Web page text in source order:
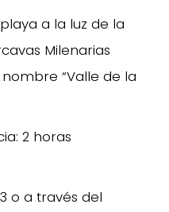
a la luz de la
Milenarias
“Valle de la
2 horas
o a través del